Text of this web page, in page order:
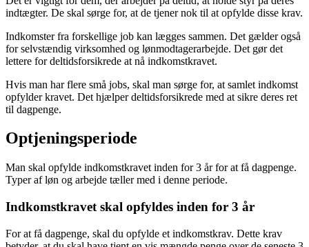
indtægter. De skal sørge for, at de tjener nok til at opfylde disse krav.
Indkomster fra forskellige job kan lægges sammen. Det gælder også
for selvstændig virksomhed og lønmodtagerarbejde. Det gør det
lettere for deltidsforsikrede at nå indkomstkravet.
Hvis man har flere små jobs, skal man sørge for, at samlet indkomst
opfylder kravet. Det hjælper deltidsforsikrede med at sikre deres ret
til dagpenge.
Optjeningsperiode
Man skal opfylde indkomstkravet inden for 3 år for at få dagpenge.
Typer af løn og arbejde tæller med i denne periode.
Indkomstkravet skal opfyldes inden for 3 år
For at få dagpenge, skal du opfylde et indkomstkrav. Dette krav